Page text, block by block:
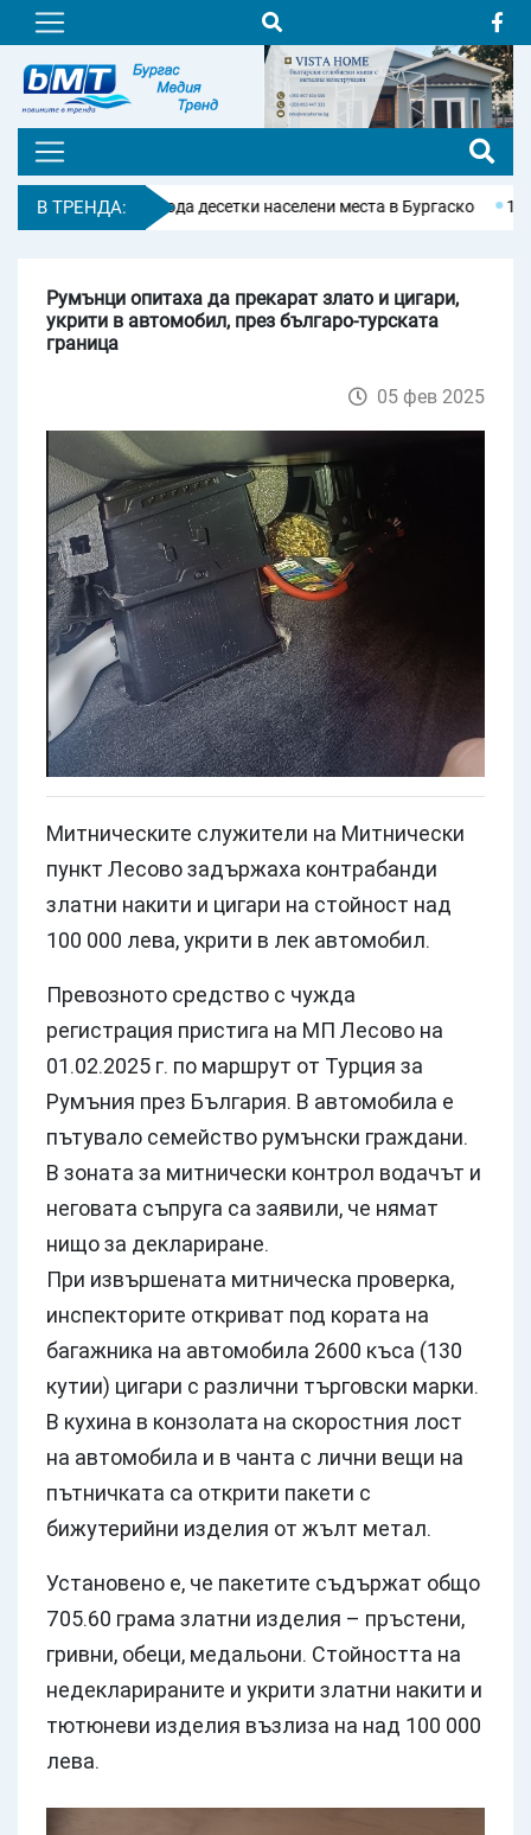
В ТРЕНДА:
остави без вода десетки населени места в Бургаско 15-
Румънци опитаха да прекарат злато и цигари,
укрити в автомобил, през българо-турската
граница
05 фев 2025
Митническите служители на Митнически
пункт Лесово задържаха контрабанди
златни накити и цигари на стойност над
100 000 лева, укрити в лек автомобил.
Превозното средство с чужда
регистрация пристига на МП Лесово на
01.02.2025 г. по маршрут от Турция за
Румъния през България. В автомобила е
пътувало семейство румънски граждани.
В зоната за митнически контрол водачът и
неговата съпруга са заявили, че нямат
нищо за деклариране.
При извършената митническа проверка,
инспекторите откриват под кората на
багажника на автомобила 2600 къса (130
кутии) цигари с различни търговски марки.
В кухина в конзолата на скоростния лост
на автомобила и в чанта с лични вещи на
пътничката са открити пакети с
бижутерийни изделия от жълт метал.
Установено е, че пакетите съдържат общо
705.60 грама златни изделия – пръстени,
гривни, обеци, медальони. Стойността на
недекларираните и укрити златни накити и
тютюневи изделия възлиза на над 100 000
лева.